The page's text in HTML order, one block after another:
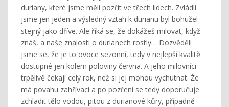
duriany, které jsme měli pozřít ve třech lidech. Zvládli
jsme jen jeden a výsledný vztah k durianu byl bohužel
stejný jako dříve. Ale říká se, že dokážeš milovat, když
znáš, a naše znalosti o durianech rostly… Dozvěděli
jsme se, že je to ovoce sezonní, tedy v nejlepší kvalitě
dostupné jen kolem poloviny června. A jeho milovníci
trpělivě čekají celý rok, než si jej mohou vychutnat. Že
má povahu zahřívací a po pozření se tedy doporučuje
zchladit tělo vodou, pitou z durianové kůry, případně